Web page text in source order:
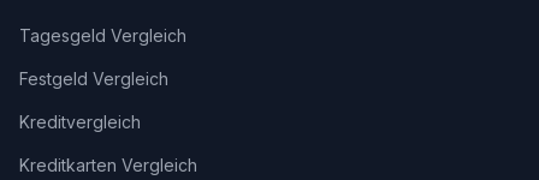
Tagesgeld Vergleich
Festgeld Vergleich
Kreditvergleich
Kreditkarten Vergleich